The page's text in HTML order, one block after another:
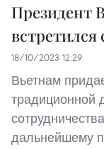
Президент
18/10/2023 12:29
Вьетнам
традиционной
дальнейшему